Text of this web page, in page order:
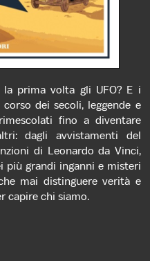
prima volta gli UFO? E i
dei secoli, leggende e
fino a diventare
dagli avvistamenti del
di Leonardo da Vinci,
più grandi inganni e misteri
mai distinguere verità e
capire chi siamo.